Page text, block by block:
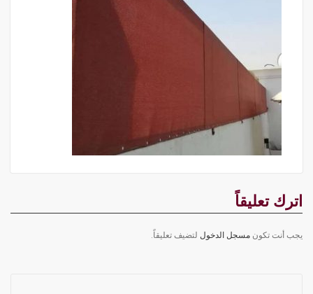
اترك تعليقاً
يجب أنت تكون مسجل الدخول لتضيف تعليقاً.